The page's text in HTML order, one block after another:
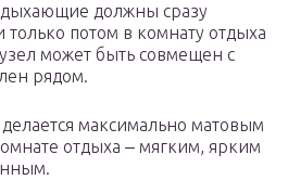
должны сразу
потом в комнату отдыха
может быть совмещен с
рядом.
максимально матовым
отдыха ‒ мягким, ярким